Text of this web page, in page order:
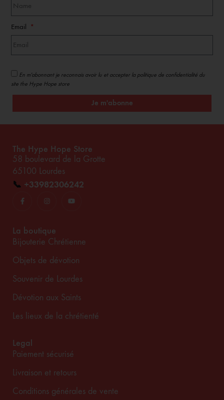
Email
En m'abonnant je reconnais avoir lu et accepter la politique de confidentialité du
site the Hype Hope store
Je m'abonne
The Hype Hope Store
58 boulevard de la Grotte
65100 Lourdes
📞 +33982306242
La boutique
Bijouterie Chrétienne
Objets de dévotion
Souvenir de Lourdes
Dévotion aux Saints
Les lieux de la chrétienté
Legal
Paiement sécurisé
Livraison et retours
Conditions générales de vente